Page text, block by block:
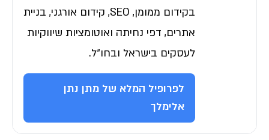
בקידום ממומן, SEO, קידום אורגני, בניית
אתרים, דפי נחיתה ואוטומציות שיווקיות
לעסקים בישראל ובחו״ל.
לפרופיל המלא של מתן נתן
אלימלך